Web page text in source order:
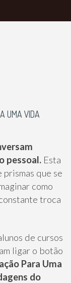
UMA VIDA
pessoal. Esta
prismas que se
como
troca
de cursos
ligar o botão
Para Uma
do